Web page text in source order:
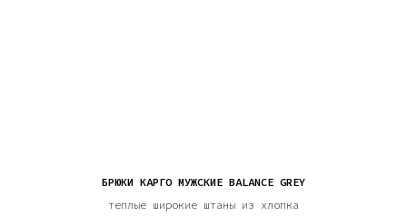
БРЮКИ КАРГО МУЖСКИЕ BALANCE GREY
теплые широкие штаны из хлопка